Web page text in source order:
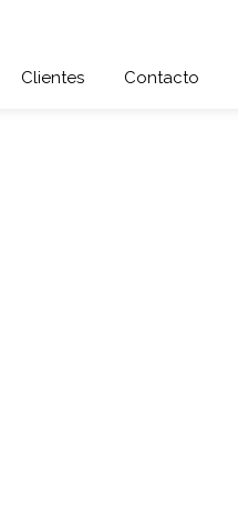
Clientes Contacto